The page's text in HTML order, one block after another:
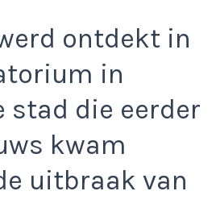
ontdekt in
in
stad die eerder
kwam
uitbraak van